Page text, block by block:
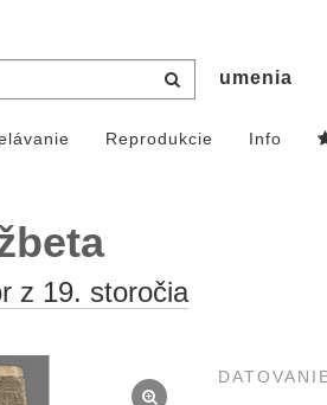
umenia
Reprodukcie Info
z 19. storočia